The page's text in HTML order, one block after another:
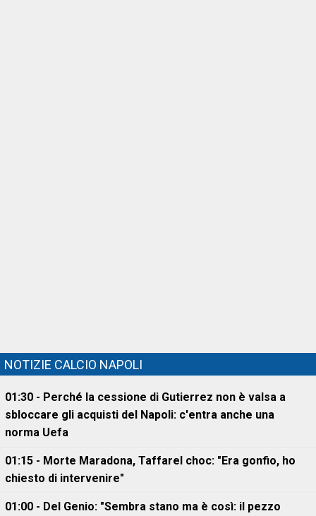
NOTIZIE CALCIO NAPOLI
01:30 - Perché la cessione di Gutierrez non è valsa a
sbloccare gli acquisti del Napoli: c'entra anche una
norma Uefa
01:15 - Morte Maradona, Taffarel choc: "Era gonfio, ho
chiesto di intervenire"
01:00 - Del Genio: "Sembra stano ma è così: il pezzo